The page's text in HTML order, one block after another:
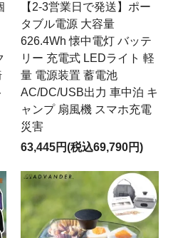
【2-3営業日で発送】ポー
タブル電源 大容量
626.4Wh 懐中電灯 バッテ
リー 充電式 LEDライト 軽
量 電源装置 蓄電池
AC/DC/USB出力 車中泊 キ
ャンプ 扇風機 スマホ充電
災害
63,445円(税込69,790円)